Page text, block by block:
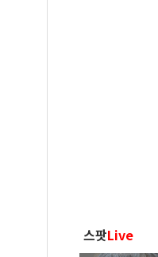
스팟Live